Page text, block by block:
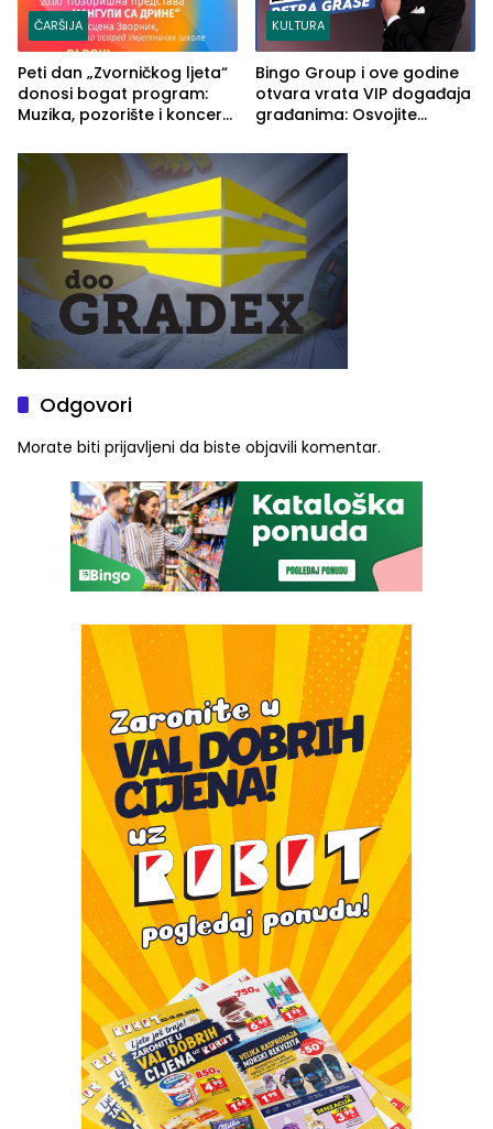
ČARŠIJA
Peti dan „Zvorničkog ljeta“
donosi bogat program:
Muzika, pozorište i koncert
KULTURA
Bingo Group i ove godine
otvara vrata VIP događaja
građanima: Osvojite
Graše
Odgovori
Morate biti prijavljeni da biste objavili komentar.